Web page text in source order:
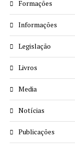
Formações
Informações
Legislação
Livros
Media
Notícias
Publicações